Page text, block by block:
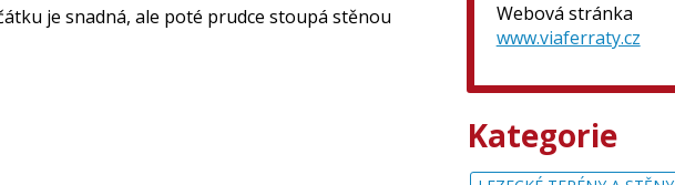
je snadná, ale poté prudce stoupá stěnou
Webová stránka
www.viaferraty.cz
Kategorie